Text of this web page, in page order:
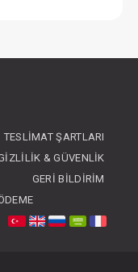
TESLIMAT ŞARTLARI
& GÜVENLIK
GERI BILDIRIM